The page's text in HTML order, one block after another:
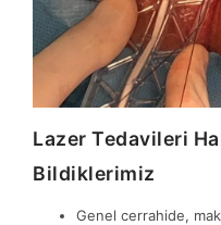
Lazer Tedavileri
Bildiklerimiz
Genel cerrahide,